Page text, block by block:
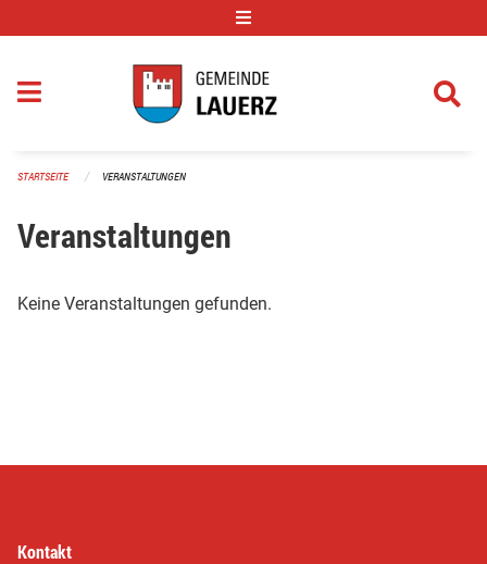
STARTSEITE VERANSTALTUNGEN
Veranstaltungen
Keine Veranstaltungen gefunden.
Kontakt